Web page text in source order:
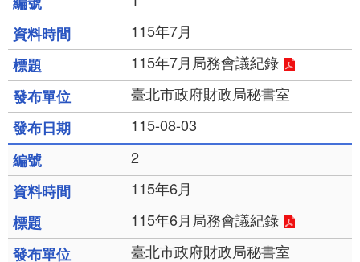
115年7月
115年7月局務會議紀錄
臺北市政府財政局秘書室
115-08-03
2
115年6月
115年6月局務會議紀錄
臺北市政府財政局秘書室